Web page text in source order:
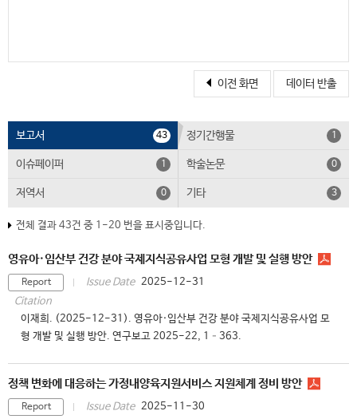
이전 화면 데이터 반출
보고서 43 정기간행물 1
이슈페이퍼 1 학술논문 0
저역서 0 기타 3
전체 결과 43건 중 1-20 번을 표시중입니다.
영유아·임산부 건강 분야 국제지식공유사업 모형 개발 및 실행 방안
Report Issue Date 2025-12-31
Citation
이재희. (2025-12-31). 영유아·임산부 건강 분야 국제지식공유사업 모
형 개발 및 실행 방안. 연구보고 2025-22, 1–363.
정책 변화에 대응하는 가정내양육지원서비스 지원체계 정비 방안
Report Issue Date 2025-11-30